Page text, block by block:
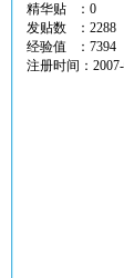
精华贴 ：0
发贴数 ：2288
经验值 ：7394
注册时间：